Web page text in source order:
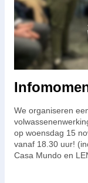
We organiseren
op woensdag 15
vanaf 18.30 uur!
Casa Mundo en